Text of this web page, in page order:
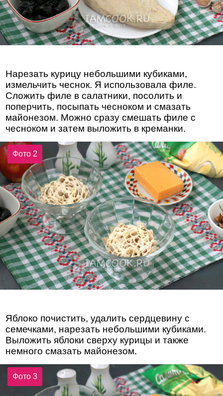
Нарезать курицу небольшими кубиками,
измельчить чеснок. Я использовала филе.
Сложить филе в салатники, посолить и
поперчить, посыпать чесноком и смазать
майонезом. Можно сразу смешать филе с
чесноком и затем выложить в креманки.
Фото 2
Яблоко почистить, удалить сердцевину с
семечками, нарезать небольшими кубиками.
Выложить яблоки сверху курицы и также
немного смазать майонезом.
Фото 3